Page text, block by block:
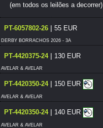
(em todos os leilões a decorrer)
PT-6057802-26 | 55 EUR
DERBY BORRACHOS 2026 - 3A
PT-4420375-24| 130 EUR
AVELAR & AVELAR
PT-4420350-24| 150 EUR
AVELAR & AVELAR
PT-4420350-24| 140 EUR
AVELAR & AVELAR